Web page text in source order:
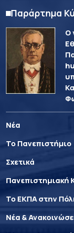
Παράρτημα
Ο
Νέα
Το Πανεπιστήμιο
Σχετικά
Πανεπιστημιακή
Το ΕΚΠΑ στην
Νέα &